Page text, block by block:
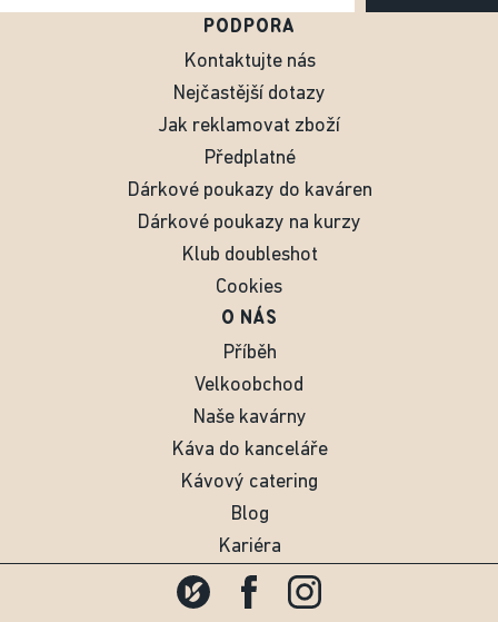
PODPORA
Kontaktujte nás
Nejčastější dotazy
Jak reklamovat zboží
Předplatné
Dárkové poukazy do kaváren
Dárkové poukazy na kurzy
Klub doubleshot
Cookies
O NÁS
Příběh
Velkoobchod
Naše kavárny
Káva do kanceláře
Kávový catering
Blog
Kariéra